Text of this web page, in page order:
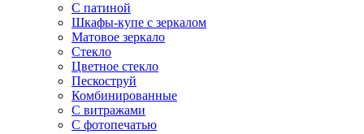
С патиной
Шкафы-купе с зеркалом
Матовое зеркало
Стекло
Цветное стекло
Пескоструй
Комбинированные
С витражами
С фотопечатью